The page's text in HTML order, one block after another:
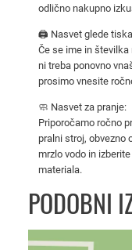
n
i
d
odlično nakupno
🖨️ Nasvet glede
Če se ime in
ni treba ponovno
prosimo vnesite
🧼 Nasvet za pranje:
Priporočamo ročno
pralni stroj, obvezno
mrzlo vodo in
materiala.
PODOBNI